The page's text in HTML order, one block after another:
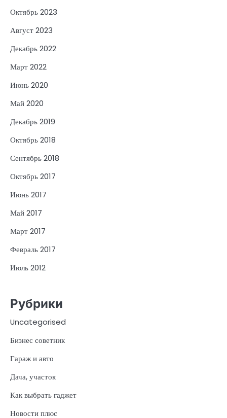
Октябрь 2023
Август 2023
Декабрь 2022
Март 2022
Июнь 2020
Май 2020
Декабрь 2019
Октябрь 2018
Сентябрь 2018
Октябрь 2017
Июнь 2017
Май 2017
Март 2017
Февраль 2017
Июль 2012
Рубрики
Uncategorised
Бизнес советник
Гараж и авто
Дача, участок
Как выбрать гаджет
Новости плюс